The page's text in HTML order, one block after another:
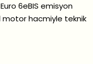
6eBIS emisyon
motor hacmiyle teknik